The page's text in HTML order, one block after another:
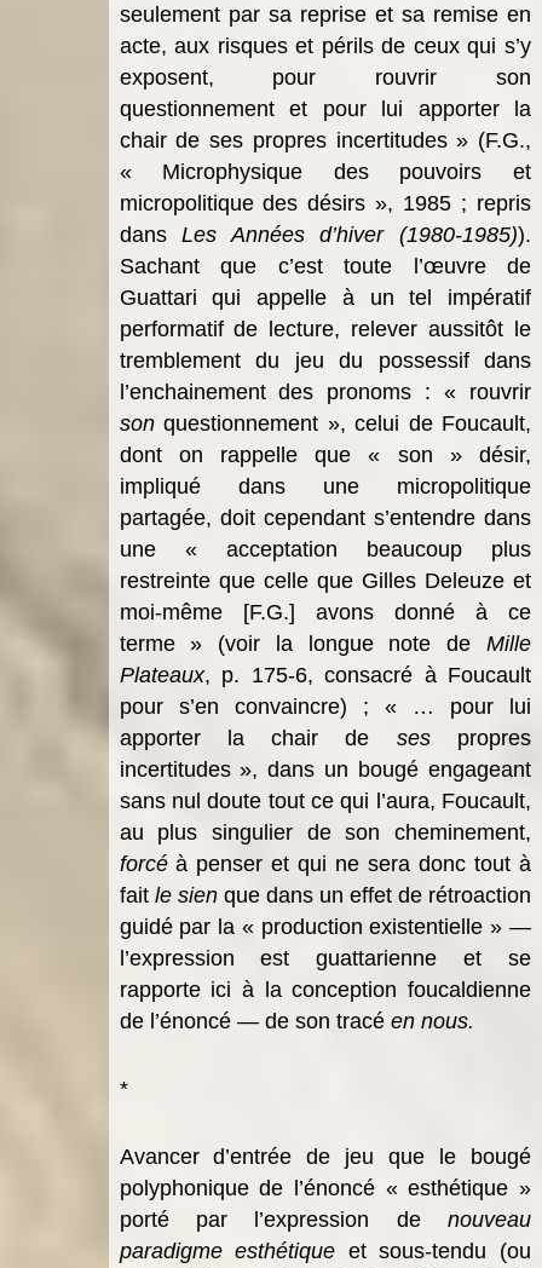
seulement par sa reprise et sa remise en
acte, aux risques et périls de ceux qui s’y
exposent, pour rouvrir son
questionnement et pour lui apporter la
chair de ses propres incertitudes » (F.G.,
« Microphysique des pouvoirs et
micropolitique des désirs », 1985 ; repris
dansLes Années d’hiver (1980-1985)).
Sachant que c’est toute l’œuvre de
Guattari qui appelle à un tel impératif
performatif de lecture, relever aussitôt le
tremblement du jeu du possessif dans
l’enchainement des pronoms : « rouvrir
sonquestionnement », celui de Foucault,
dont on rappelle que « son » désir,
impliqué dans une micropolitique
partagée, doit cependant s’entendre dans
une « acceptation beaucoup plus
restreinte que celle que Gilles Deleuze et
moi-même [F.G.] avons donné à ce
terme » (voir la longue note deMille
Plateaux, p. 175-6, consacré à Foucault
pour s’en convaincre) ; « … pour lui
apporter la chair de sespropres
incertitudes », dans un bougé engageant
sans nul doute tout ce qui l’aura, Foucault,
au plus singulier de son cheminement,
forcéà penser et qui ne sera donc tout à
fait le sien que dans un effet de rétroaction
guidé par la « production existentielle » —
l’expression est guattarienne et se
rapporte ici à la conception foucaldienne
de l’énoncé — de son tracé en nous.
*
Avancer d’entrée de jeu que
le bougé
polyphonique de l’énoncé « esthétique »
porté par l’expression denouveau
paradigme esthétique et sous-tendu (ou